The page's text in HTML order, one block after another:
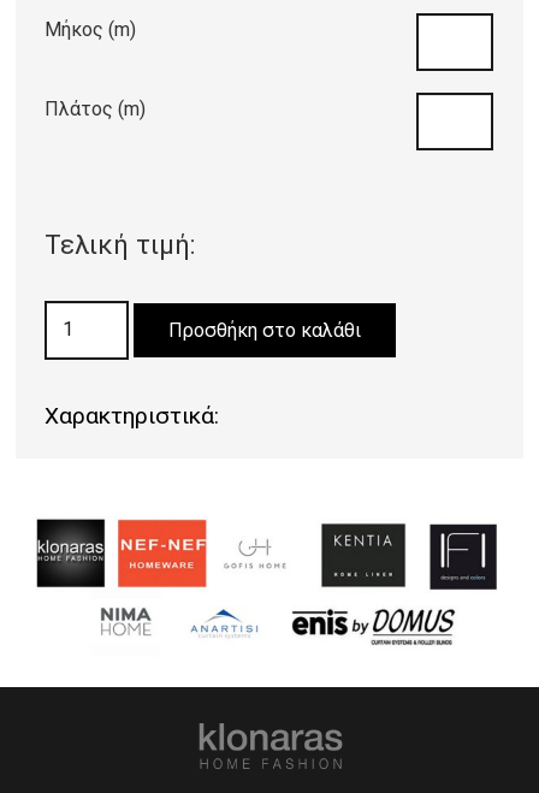
Μήκος (m)
Πλάτος (m)
Τελική τιμή:
ΜΟΚΕΤΑ
ποσότητα
Προσθήκη στο καλάθι
Χαρακτηριστικά: